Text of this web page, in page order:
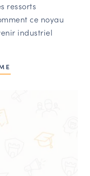
ressorts
ce noyau
industriel